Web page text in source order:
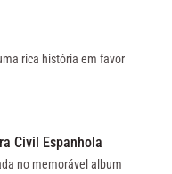
rica história em favor
Civil Espanhola
no memorável album